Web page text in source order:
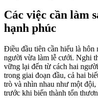
Các việc cần làm
hạnh phúc
Điều đầu tiên cần hiểu là hôn
người vừa làm lễ cưới. Nghi
vững lại đến từ cách hai
trong giai đoạn đầu, cả hai
trò và nhìn nhau như một
trước khi biến thành tổn